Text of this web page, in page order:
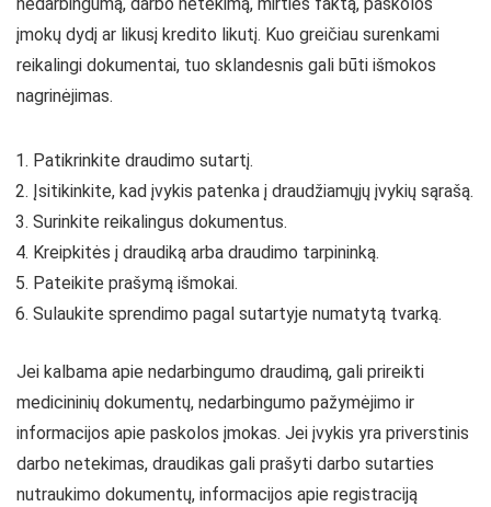
įmokų dydį ar likusį kredito likutį. Kuo greičiau surenkami
reikalingi dokumentai, tuo sklandesnis gali būti išmokos
nagrinėjimas.
Patikrinkite draudimo sutartį.
Įsitikinkite, kad įvykis patenka į draudžiamųjų įvykių sąrašą.
Surinkite reikalingus dokumentus.
Kreipkitės į draudiką arba draudimo tarpininką.
Pateikite prašymą išmokai.
Sulaukite sprendimo pagal sutartyje numatytą tvarką.
Jei kalbama apie nedarbingumo draudimą, gali prireikti
medicininių dokumentų, nedarbingumo pažymėjimo ir
informacijos apie paskolos įmokas. Jei įvykis yra priverstinis
darbo netekimas, draudikas gali prašyti darbo sutarties
nutraukimo dokumentų, informacijos apie registraciją